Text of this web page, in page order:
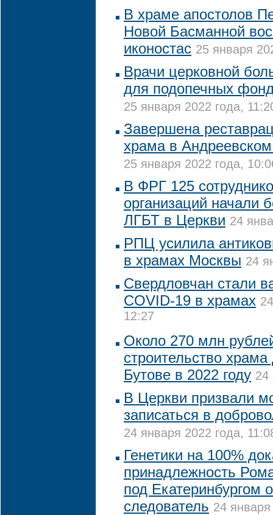
В храме апостолов
Новой Басманной
иконостас 25 января
Врачи церковной
для подопечных
25 января 2022 года,
Завершена
храма в
25 января 2022 года,
В ФРГ 125
организаций начали
ЛГБТ в Церкви 24
РПЦ усилила
в храмах Москвы 24
Свердловчан стали
COVID-19 в храмах
12:27
Около 270 млн
строительство
Бутове в 2022 году 24
В Церкви призвали
записаться в
24 января 2022 года,
Генетики на 100%
принадлежность
под Екатеринбургом
следователь 24